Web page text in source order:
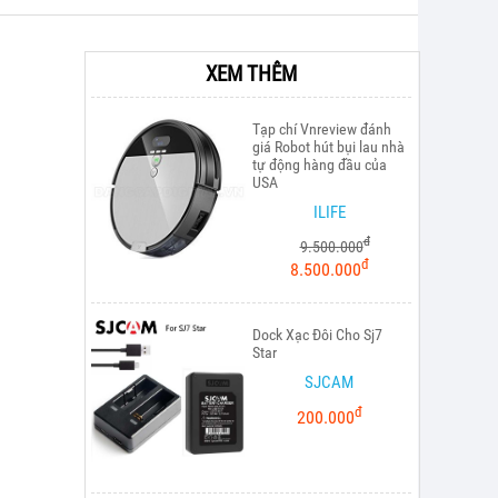
XEM THÊM
Tạp chí Vnreview đánh
giá Robot hút bụi lau nhà
tự động hàng đầu của
USA
ILIFE
9.500.000đ
8.500.000đ
Dock Xạc Đôi Cho Sj7
Star
SJCAM
200.000đ